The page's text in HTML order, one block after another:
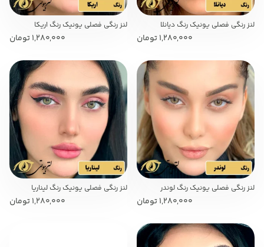
لنز رنگی فصلی یونیک رنگ دیانلا
1,280,000تومان
لنز رنگی فصلی یونیک رنگ اریکا
1,280,000تومان
لنز رنگی فصلی یونیک رنگ لوندر
1,280,000تومان
لنز رنگی فصلی یونیک رنگ لیناریا
1,280,000تومان